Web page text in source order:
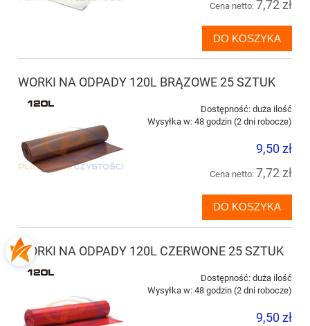
Cena netto: 7,72 zł
DO KOSZYKA
WORKI NA ODPADY 120L BRĄZOWE 25 SZTUK
Dostępność: duża ilość
Wysyłka w: 48 godzin (2 dni robocze)
9,50 zł
Cena netto: 7,72 zł
DO KOSZYKA
WORKI NA ODPADY 120L CZERWONE 25 SZTUK
Dostępność: duża ilość
Wysyłka w: 48 godzin (2 dni robocze)
9,50 zł